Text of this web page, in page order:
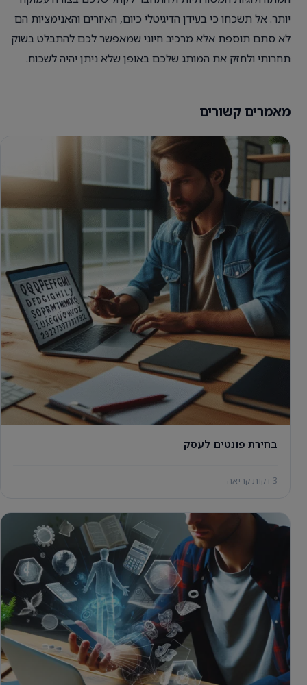
יותר. אל תשכחו כי בעידן הדיגיטלי כיום, האיורים והאנימציות הם
לא סתם תוספת אלא מרכיב חיוני שמאפשר לכם להתבלט בשוק
תחרותי ולחזק את המותג שלכם באופן שלא ניתן יהיה לשכוח.
מאמרים קשורים
בחירת פונטים לעסק
3 דקות קריאה